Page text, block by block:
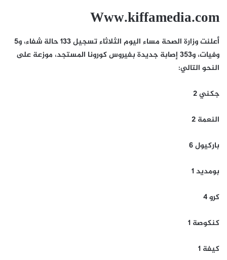
Www.kiffamedia.com
أعلنت وزارة الصحة مساء اليوم الثلاثاء تسجيل 133 حالة شفاء، و5
وفيات، و353 إصابة جديدة بفيروس كورونا المستجد، موزعة على
النحو التالي:
جكني 2
النعمة 2
باركيول 6
بومديد 1
كرو 4
كنكوصة 1
كيفة 1